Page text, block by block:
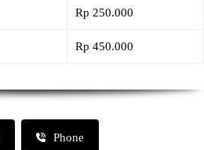
Rp 250.000
Rp 450.000
Phone